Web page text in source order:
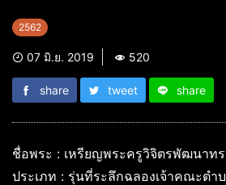
2562
07 มิ.ย. 2019 520
share tweet share
ชื่อพระ : เหรียญพระครูวิจิตรพัฒนาทร
ประเภท : รุ่นที่ระลึกฉลองเจ้าคณะตำ